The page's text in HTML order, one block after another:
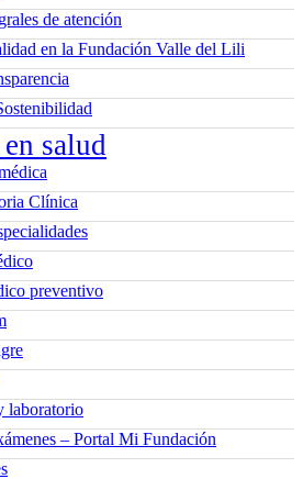
de atención
en la Fundación Valle del Lili
salud
Clínica
preventivo
laboratorio
– Portal Mi Fundación